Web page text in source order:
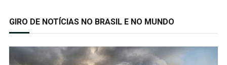
GIRO DE NOTÍCIAS NO BRASIL E NO MUNDO